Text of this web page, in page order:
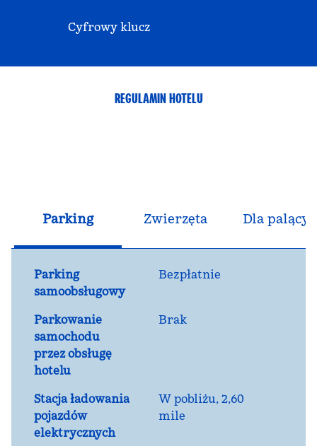
Cyfrowy klucz
REGULAMIN HOTELU
Parking Zwierzęta Dla
Parking
samoobsługowy
Bezpłatnie
Parkowanie
samochodu
przez obsługę
hotelu
Brak
Stacja ładowania
pojazdów
elektrycznych
W pobliżu, 2,60
mile